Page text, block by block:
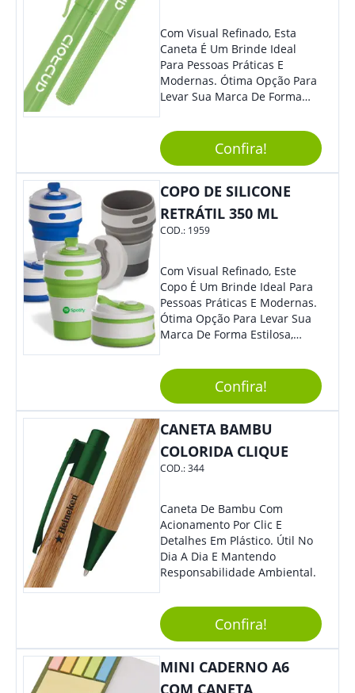
Com Visual Refinado, Esta
Caneta É Um Brinde Ideal
Para Pessoas Práticas E
Modernas. Ótima Opção Para
Levar Sua Marca De Forma
Sua Empresa Em Eventos,
Reuniões Corporativas Ou Até
Mesmo Para Presentear
Colaboradores.
Confira!
COPO DE SILICONE
RETRÁTIL 350 ML
COD.: 1959
Com Visual Refinado, Este
Copo É Um Brinde Ideal Para
Pessoas Práticas E Modernas.
Ótima Opção Para Levar Sua
Marca De Forma Estilosa,
Empresa Em Eventos,
Reuniões Corporativas Ou Até
Mesmo Para Presentear
Colaboradores.
Confira!
CANETA BAMBU
COLORIDA CLIQUE
COD.:344
Caneta De Bambu Com
Acionamento Por Clic E
Detalhes Em Plástico. Útil No
Dia A Dia E Mantendo
Responsabilidade Ambiental.
Confira!
MINI CADERNO A6
COM CANETA